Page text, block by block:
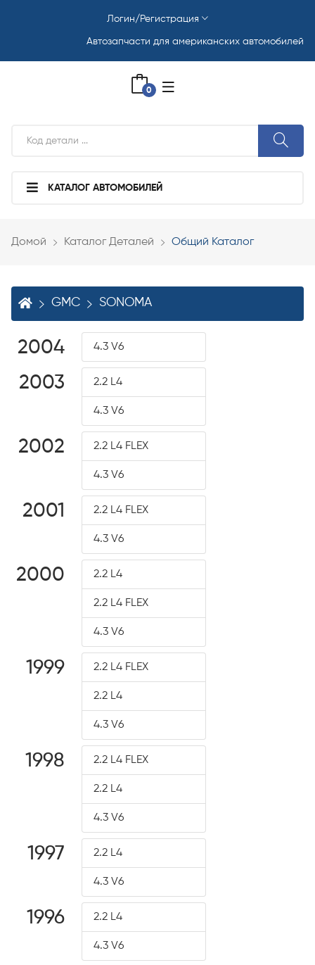
Автозапчасти для американских автомобилей
Логин/Регистрация
0
КАТАЛОГ АВТОМОБИЛЕЙ
Домой Каталог Деталей Общий Каталог
GMC SONOMA
2004 4.3 V6
2003 2.2 L4
4.3 V6
2002 2.2 L4 FLEX
4.3 V6
2001 2.2 L4 FLEX
4.3 V6
2000 2.2 L4
2.2 L4 FLEX
4.3 V6
1999 2.2 L4 FLEX
2.2 L4
4.3 V6
1998 2.2 L4 FLEX
2.2 L4
4.3 V6
1997 2.2 L4
4.3 V6
1996 2.2 L4
4.3 V6